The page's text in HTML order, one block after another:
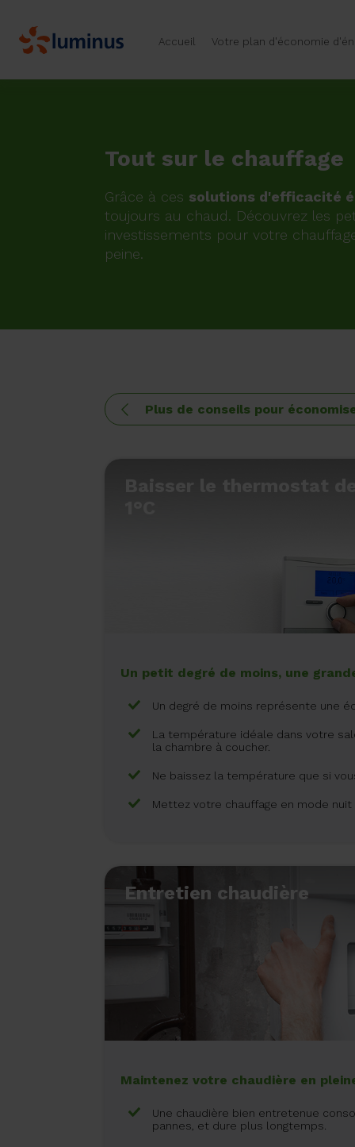
Accueil Votre plan d'économie
Tout sur le chauffage
Grâce à ces solutions d'efficacité
toujours au chaud. Découvrez les
investissements pour votre
peine.
Plus de conseils pour
Un petit degré de moins, une
Un degré de moins représente une
La température idéale dans votre
la chambre à coucher.
Ne baissez la température que si
Mettez votre chauffage en mode
Entretien chaudière
Maintenez votre chaudière en
Une chaudière bien entretenue
pannes, et dure plus longtemps.